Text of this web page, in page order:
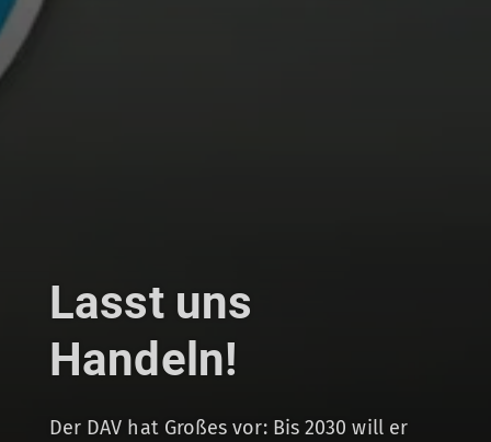
Lasst uns
Handeln!
Der DAV hat Großes vor: Bis 2030 will er